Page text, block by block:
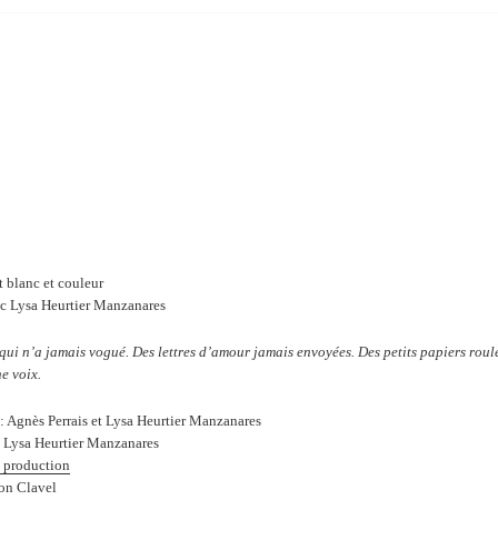
blanc et couleur
Lysa Heurtier Manzanares
n’a jamais vogué. Des lettres d’amour jamais envoyées. Des petits papiers
voix.
Agnès Perrais et Lysa Heurtier Manzanares
Heurtier Manzanares
production
Clavel